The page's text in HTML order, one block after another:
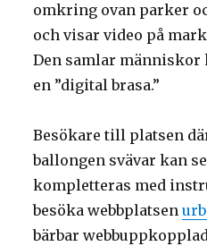
omkring ovan parker
och visar video på
Den samlar
en ”digital brasa.”
Besökare till platsen
ballongen svävar kan
kompletteras med
besöka webbplatsen
bärbar